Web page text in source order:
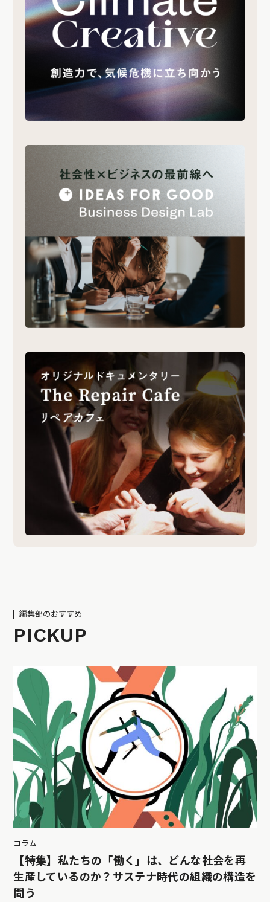
編集部のおすすめ
PICKUP
コラム
【特集】私たちの「働く」は、どんな社会を再
生産しているのか？サステナ時代の組織の構造を
問う